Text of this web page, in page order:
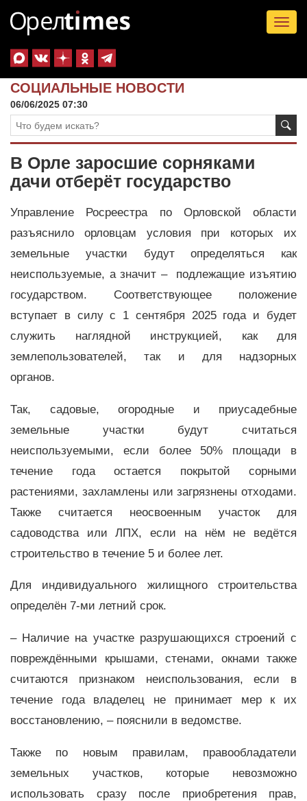
СОЦИАЛЬНЫЕ НОВОСТИ
06/06/2025 07:30
В Орле заросшие сорняками
дачи отберёт государство
Управление Росреестра по Орловской области
разъяснило орловцам условия при которых их
земельные участки будут определяться как
неиспользуемые, а значит – подлежащие изъятию
государством. Соответствующее положение
вступает в силу с 1 сентября 2025 года и будет
служить наглядной инструкцией, как для
землепользователей, так и для надзорных
органов.
Так, садовые, огородные и приусадебные
земельные участки будут считаться
неиспользуемыми, если более 50% площади в
течение года остается покрытой сорными
растениями, захламлены или загрязнены отходами.
Также считается неосвоенным участок для
садоводства или ЛПХ, если на нём не ведётся
строительство в течение 5 и более лет.
Для индивидуального жилищного строительства
определён 7-ми летний срок.
– Наличие на участке разрушающихся строений с
повреждёнными крышами, стенами, окнами также
считаются признаком неиспользования, если в
течение года владелец не принимает мер к их
восстановлению, – пояснили в ведомстве.
Также по новым правилам, правообладатели
земельных участков, которые невозможно
использовать сразу после приобретения прав,